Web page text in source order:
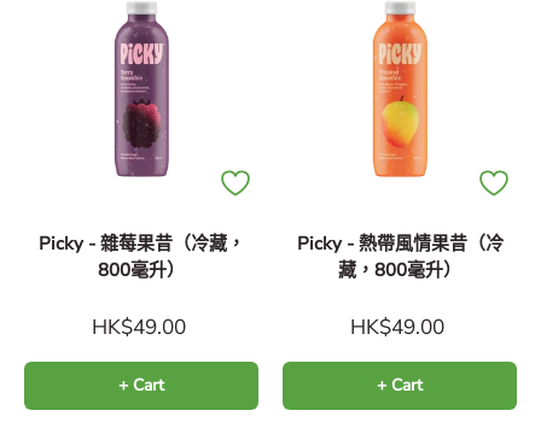
Picky - 雜莓果昔（冷藏，
800毫升）
HK$49.00
+ Cart
Picky - 熱帶風情果昔（冷
藏，800毫升）
HK$49.00
+ Cart